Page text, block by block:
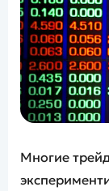
Многие